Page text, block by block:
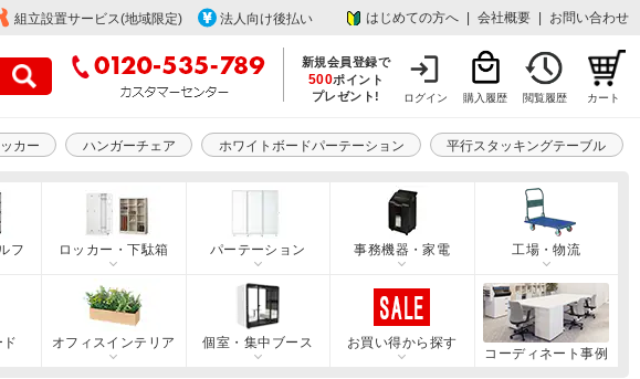
組立設置サービス(地域限定) 法人向け後払い はじめての方へ 会社概要 お問い合わせ
新規会員登録で
500ポイント
プレゼント!
ログイン 購入履歴 閲覧履歴 カート
カー ハンガーチェア ホワイトボードパーテーション 平行スタッキングテーブル
フ ロッカー・下駄箱 パーテーション 事務機器・家電 工場・物流
ド オフィスインテリア 個室・集中ブース
お買い得から探す
コーディネート事例